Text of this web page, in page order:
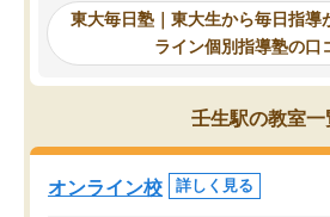
東大毎日塾にたどり着きました。学習
の長期計画や日々の勉強のやり方につ
いて客観的なアドバイスをいただけた
ので、自信をもって受験勉強を進める
ことができました。自分のように勉強
のやり方や進捗管理で苦労している方
には特におすすめしたい塾です。
東大毎日塾｜東大生から毎日指導
ライン個別指導塾の口
壬生駅の教室一
オンライン校 詳しく見る